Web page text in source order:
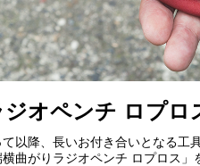
オペンチ ロプロ
以降、長いお付き合いとなる工
曲がりラジオペンチ ロプロス」